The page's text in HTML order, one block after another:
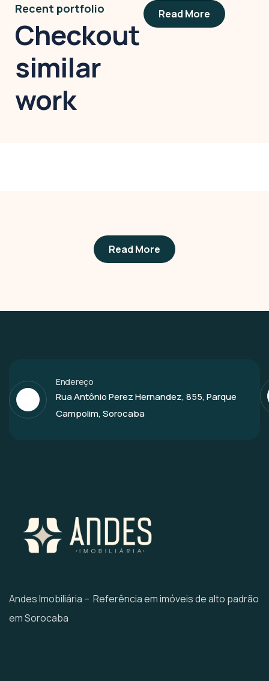
Recent portfolio
Checkout
similar
work
Read More
Read More
Endereço
Rua Antônio Perez Hernandez, 855, Parque
Campolim, Sorocaba
Andes Imobiliária – Referência em imóveis de alto padrão
em Sorocaba